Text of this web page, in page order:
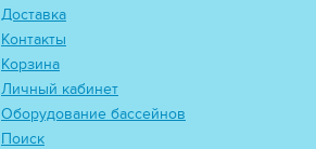
Доставка
Контакты
Корзина
Личный кабинет
Оборудование бассейнов
Поиск